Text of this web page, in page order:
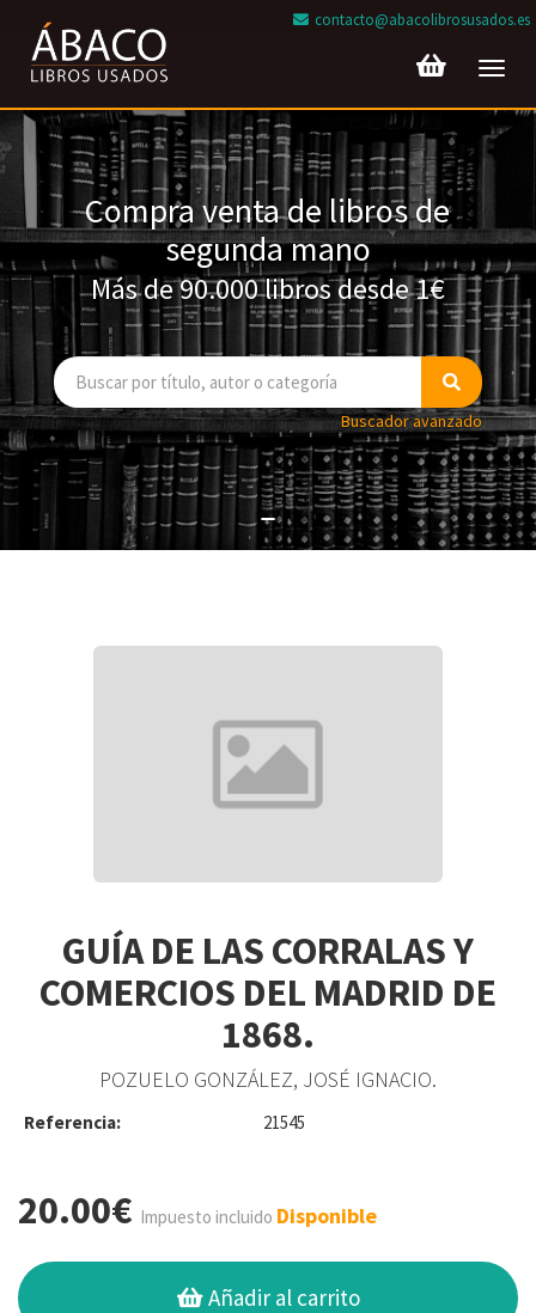
contacto@abacolibrosusados.es
Compra venta de libros de
segunda mano
Más de 90.000 libros desde 1€
Buscador avanzado
GUÍA DE LAS CORRALAS Y
COMERCIOS DEL MADRID DE
1868.
POZUELO GONZÁLEZ, JOSÉ IGNACIO.
Referencia: 21545
20.00€ Impuesto incluido Disponible
Añadir al carrito